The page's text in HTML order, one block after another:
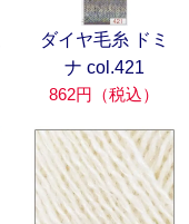
ダイヤ毛糸 ドミ
ナ col.421
862円（税込）